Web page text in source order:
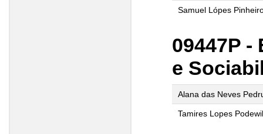
Samuel Lópes
09447P
e
Alana das Neves
Tamires Lopes